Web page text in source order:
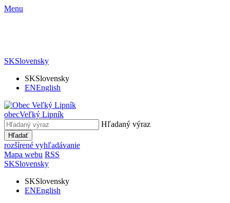
Menu
SKSlovensky
SKSlovensky
ENEnglish
obecVeľký Lipník
Hľadaný výraz
Hľadať
rozšírené vyhľadávanie
Mapa webu RSS
SKSlovensky
SKSlovensky
ENEnglish